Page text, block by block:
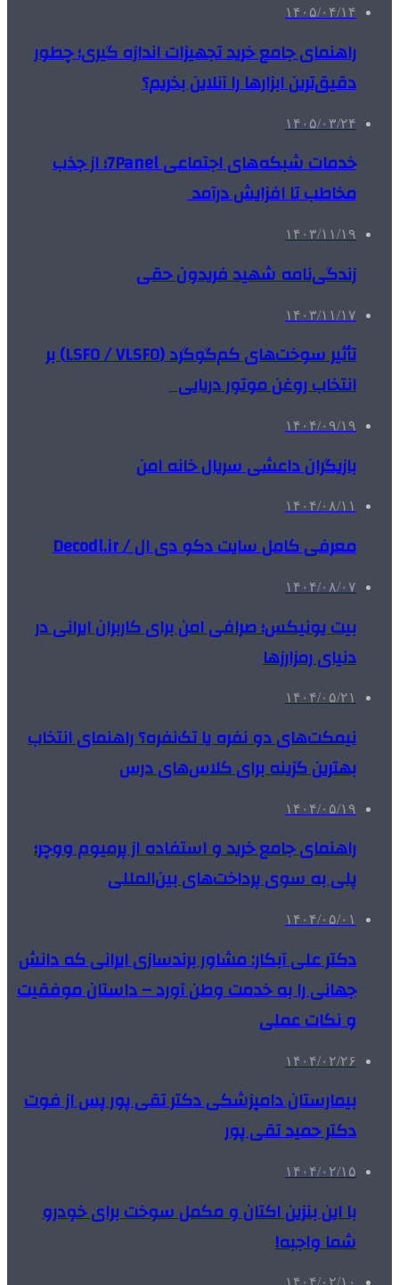
۱۴۰۵/۰۴/۱۴
راهنمای جامع خرید تجهیزات اندازه گیری؛ چطور
دقیق‌ترین ابزارها را آنلاین بخریم؟
۱۴۰۵/۰۳/۲۴
خدمات شبکه‌های اجتماعی 7Panel؛ از جذب
مخاطب تا افزایش درآمد
۱۴۰۳/۱۱/۱۹
زندگی‌نامه شهید فریدون حقی
۱۴۰۳/۱۱/۱۷
تأثیر سوخت‌های کم‌گوگرد (LSFO / VLSFO) بر
انتخاب روغن موتور دریایی
۱۴۰۴/۰۹/۱۹
بازیگران داعشی سریال خانه امن
۱۴۰۴/۰۸/۱۱
معرفی کامل سایت دکو دی ال / Decodl.ir
۱۴۰۴/۰۸/۰۷
بیت یونیکس؛ صرافی امن برای کاربران ایرانی در
دنیای رمزارزها
۱۴۰۴/۰۵/۲۱
نیمکت‌های دو نفره یا تک‌نفره؟ راهنمای انتخاب
بهترین گزینه برای کلاس‌های درس
۱۴۰۴/۰۵/۱۹
راهنمای جامع خرید و استفاده از پرمیوم ووچر؛
پلی به سوی پرداخت‌های بین‌المللی
۱۴۰۴/۰۵/۰۱
دکتر علی آبکار: مشاور برندسازی ایرانی که دانش
جهانی را به خدمت وطن آورد – داستان موفقیت
و نکات عملی
۱۴۰۴/۰۲/۲۶
بیمارستان دامپزشکی دکتر تقی پور پس از فوت
دکتر حمید تقی پور
۱۴۰۴/۰۲/۱۵
با این بنزین اکتان و مکمل سوخت برای خودرو
شما واجبه!